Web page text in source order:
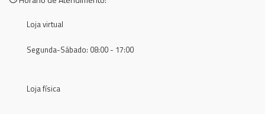
Loja virtual
Segunda-Sábado: 08:00 - 17:00
Loja física